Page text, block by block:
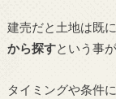
建売だと土地は既
から探すという事
タイミングや条件に